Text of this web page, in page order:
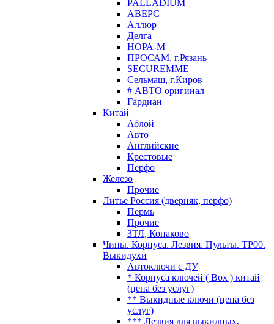
PALLADIUM
АВЕРС
Аллюр
Делга
НОРА-М
ПРОСАМ, г.Рязань
SECUREMME
Сельмаш, г.Киров
# АВТО оригинал
Гардиан
Китай
Аблой
Авто
Английские
Крестовые
Перфо
Железо
Прочие
Литье Россия (дверняк, перфо)
Пермь
Прочие
ЗТЛ, Конаково
Чипы. Корпуса. Лезвия. Пульты. TP00.
Выкидухи
Автоключи с ДУ
* Корпуса ключей ( Box ) китай
(цена без услуг)
** Выкидные ключи (цена без
услуг)
*** Лезвия для выкидных,